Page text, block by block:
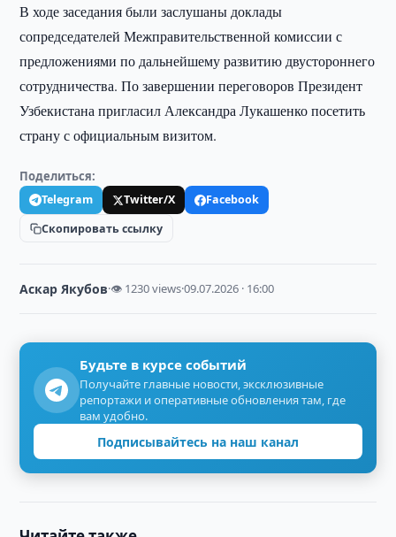
В ходе заседания были заслушаны доклады
сопредседателей Межправительственной комиссии с
предложениями по дальнейшему развитию двустороннего
сотрудничества. По завершении переговоров Президент
Узбекистана пригласил Александра Лукашенко посетить
страну с официальным визитом.
Поделиться:
Telegram Twitter/X
Facebook
Скопировать ссылку
Аскар Якубов·👁 1230 views·09.07.2026 · 16:00
Будьте в курсе событий
Получайте главные новости, эксклюзивные
репортажи и оперативные обновления там, где
вам удобно.
Подписывайтесь на наш канал